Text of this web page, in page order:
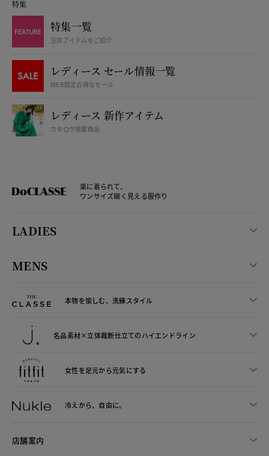
特集
特集一覧
注目アイテムをご紹介
レディース セール情報一覧
WEB限定お得なセール
レディース 新作アイテム
カタログ掲載商品
楽に着られて、
ワンサイズ細く見える服作り
LADIES
MENS
本物を愉しむ、洗練スタイル
名品素材×立体裁断仕立てのハイエンドライン
女性を足元から元気にする
冷えから、 自由に。
店舗案内